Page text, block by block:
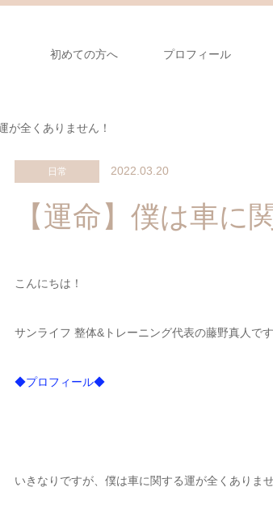
初めての方へ プロフィール
が全くありません！
日常 2022.03.20
【運命】僕は車に
こんにちは！
サンライフ 整体&トレーニング代表の藤野真人です
◆プロフィール◆
いきなりですが、僕は車に関する運が全くありませ